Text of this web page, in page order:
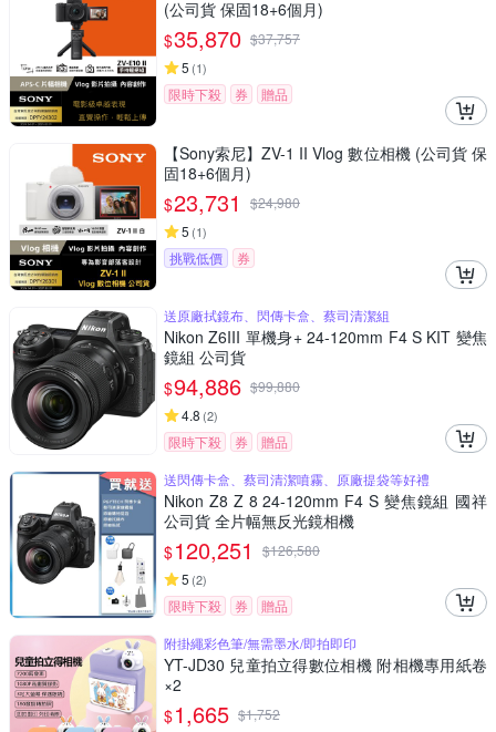
(公司貨 保固18+6個月)
$35,870 $37,757
5 (1)
限時下殺 券 贈品
【Sony索尼】ZV-1 II Vlog 數位相機 (公司貨 保
固18+6個月)
$23,731 $24,980
5 (1)
挑戰低價 券
送原廠拭鏡布、閃傳卡盒、蔡司清潔組
Nikon Z6III 單機身+ 24-120mm F4 S KIT 變焦
鏡組 公司貨
$94,886 $99,880
4.8 (2)
限時下殺 券
贈品
送閃傳卡盒、蔡司清潔噴霧、原廠提袋等好禮
Nikon Z8 Z 8 24-120mm F4 S 變焦鏡組 國祥
公司貨 全片幅無反光鏡相機
$120,251 $126,580
5 (2)
限時下殺 券
贈品
附掛繩彩色筆/無需墨水/即拍即印
YT-JD30 兒童拍立得數位相機 附相機專用紙卷
×2
$1,665 $1,752